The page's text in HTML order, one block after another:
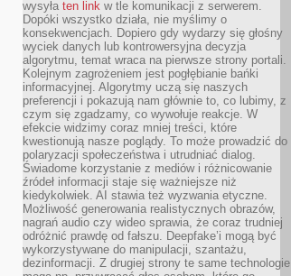
wysyła ten link w tle komunikacji z serwerem.
Dopóki wszystko działa, nie myślimy o
konsekwencjach. Dopiero gdy wydarzy się głośny
wyciek danych lub kontrowersyjna decyzja
algorytmu, temat wraca na pierwsze strony portali.
Kolejnym zagrożeniem jest pogłębianie bańki
informacyjnej. Algorytmy uczą się naszych
preferencji i pokazują nam głównie to, co lubimy, z
czym się zgadzamy, co wywołuje reakcje. W
efekcie widzimy coraz mniej treści, które
kwestionują nasze poglądy. To może prowadzić do
polaryzacji społeczeństwa i utrudniać dialog.
Świadome korzystanie z mediów i różnicowanie
źródeł informacji staje się ważniejsze niż
kiedykolwiek. AI stawia też wyzwania etyczne.
Możliwość generowania realistycznych obrazów,
nagrań audio czy wideo sprawia, że coraz trudniej
odróżnić prawdę od fałszu. Deepfake’i mogą być
wykorzystywane do manipulacji, szantażu,
dezinformacji. Z drugiej strony te same technologie